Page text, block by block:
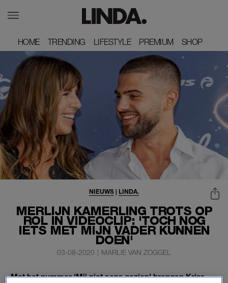
HOME
HOME TRENDING
TRENDING LIFESTYLE
LIFESTYLE PREMIUM
PREMIUM SHOP
SHOP
MERLIJN KAMERLING TROTS OP
ROL IN VIDEOCLIP: 'TOCH NOG
IETS MET MIJN VADER KUNNEN
DOEN'
NIEUWS | LINDA.
03-08-2020 | MARLIE VAN ZOGGEL
Met het nummer ‘Mij niet eens gezien’ brengen Kriss